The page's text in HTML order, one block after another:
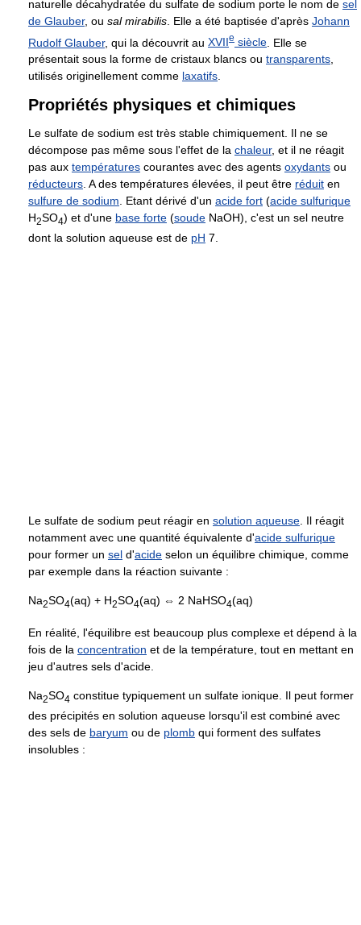
naturelle décahydratée du sulfate de sodium porte le nom de sel
de Glauber, ou sal mirabilis . Elle a été baptisée d'après Johann
Rudolf Glauber, qui la découvrit au XVIIe siècle . Elle se
présentait sous la forme de cristaux blancs ou transparents,
utilisés originellement comme laxatifs.
Propriétés physiques et chimiques
Le sulfate de sodium est très stable chimiquement. Il ne se
décompose pas même sous l'effet de la chaleur, et il ne réagit
pas aux températures courantes avec des agents oxydants ou
réducteurs. A des températures élevées, il peut être réduit en
sulfure de sodium. Etant dérivé d'un acide fort (acide sulfurique
H2SO4) et d'une base forte (soude NaOH), c'est un sel neutre
dont la solution aqueuse est de pH 7.
Le sulfate de sodium peut réagir en solution aqueuse . Il réagit
notamment avec une quantité équivalente d'acide sulfurique
pour former un sel d'acide selon un équilibre chimique, comme
par exemple dans la réaction suivante :
Na2SO4(aq) + H2SO4(aq) ⇔ 2 NaHSO4(aq)
En réalité, l'équilibre est beaucoup plus complexe et dépend à la
fois de la concentration et de la température, tout en mettant en
jeu d'autres sels d'acide.
Na2SO4 constitue typiquement un sulfate ionique. Il peut former
des précipités en solution aqueuse lorsqu'il est combiné avec
des sels de baryum ou de plomb qui forment des sulfates
insolubles :